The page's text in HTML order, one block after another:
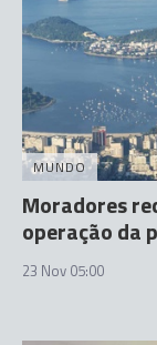
MUNDO
Moradores
operação da
23 Nov 05:00